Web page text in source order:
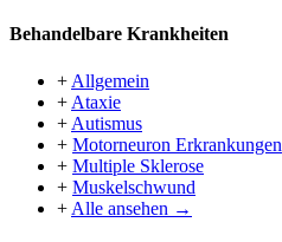
Behandelbare Krankheiten
+ Allgemein
+ Ataxie
+ Autismus
+ Motorneuron Erkrankungen
+ Multiple Sklerose
+ Muskelschwund
+ Alle ansehen →